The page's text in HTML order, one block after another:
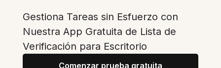
Gestiona Tareas sin Esfuerzo con
Nuestra App Gratuita de Lista de
Verificación para Escritorio
Comenzar prueba gratuita